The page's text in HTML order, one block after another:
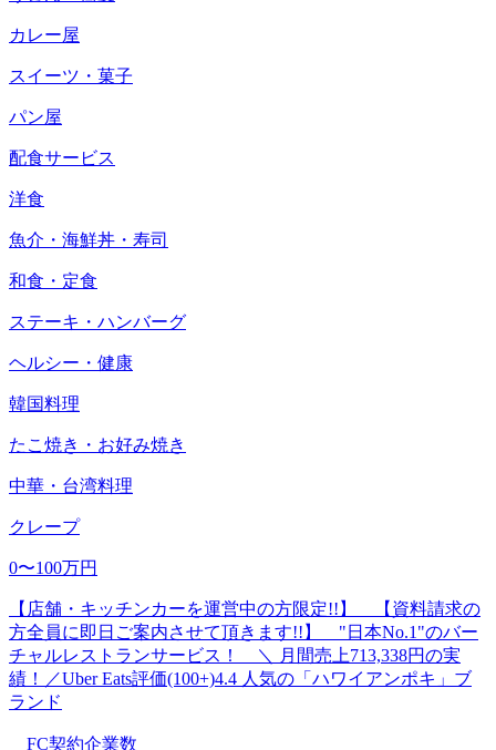
カレー屋
スイーツ・菓子
パン屋
配食サービス
洋食
魚介・海鮮丼・寿司
和食・定食
ステーキ・ハンバーグ
ヘルシー・健康
韓国料理
たこ焼き・お好み焼き
中華・台湾料理
クレープ
0〜100万円
【店舗・キッチンカーを運営中の方限定!!】 【資料請求の
方全員に即日ご案内させて頂きます!!】 "日本No.1"のバー
チャルレストランサービス！ ＼ 月間売上713,338円の実
績！／Uber Eats評価(100+)4.4 人気の「ハワイアンポキ」ブ
ランド
FC契約企業数